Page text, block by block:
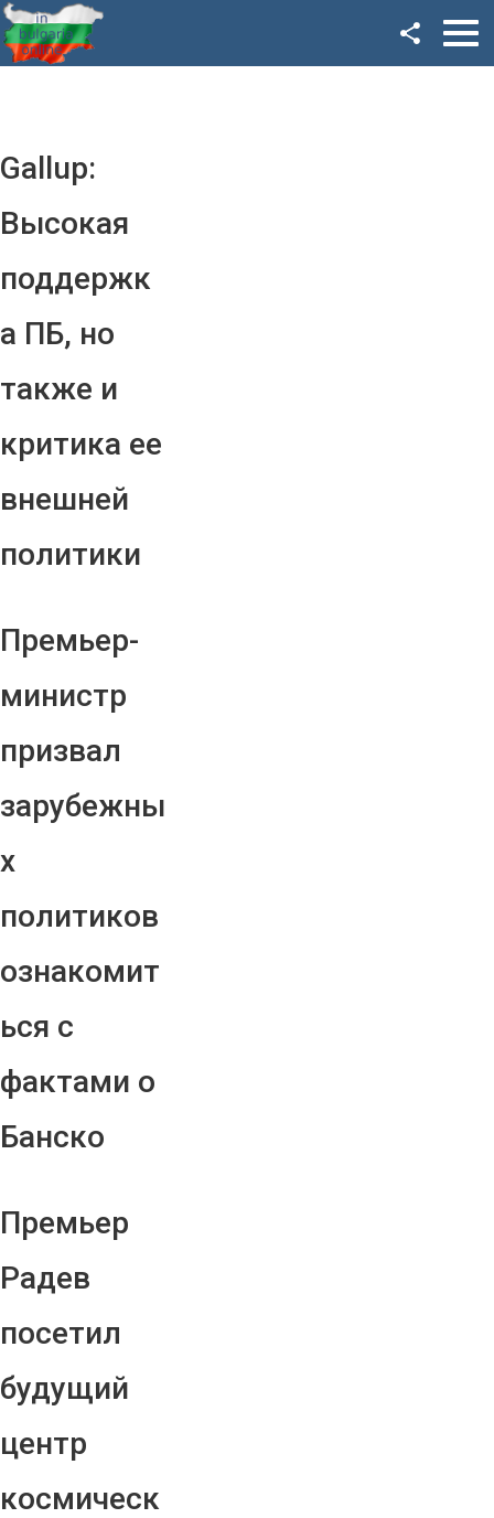
Gallup:
Высокая
поддержк
а ПБ, но
также и
критика ее
внешней
политики
Премьер-
министр
призвал
зарубежны
х
политиков
ознакомит
ься с
фактами о
Банско
Премьер
Радев
посетил
будущий
центр
космическ